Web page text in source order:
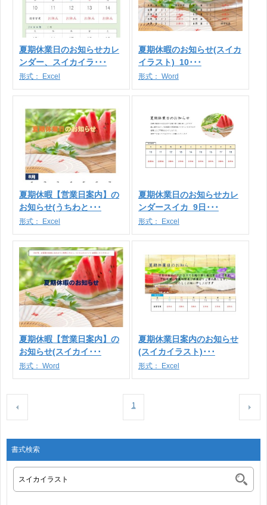
夏期休業日のお知らせカレ
ンダー、スイカイラ･･･
形式： Excel
夏期休暇のお知らせ(スイカ
イラスト)_10･･･
形式： Word
夏期休暇【営業日案内】の
お知らせ(うちわと･･･
形式： Excel
夏期休業日のお知らせカレ
ンダースイカ_9日･･･
形式： Excel
夏期休暇【営業日案内】の
お知らせ(スイカイ･･･
形式： Word
夏期休業日案内のお知らせ
(スイカイラスト)･･･
形式： Excel
1
書式検索